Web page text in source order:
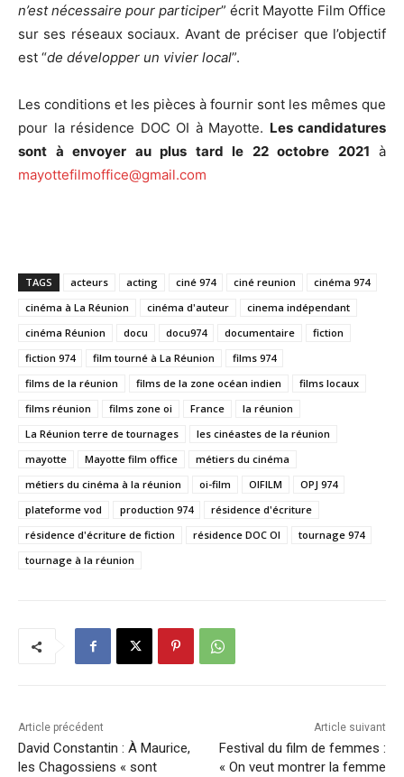
n’est nécessaire pour participer” écrit Mayotte Film Office
sur ses réseaux sociaux. Avant de préciser que l’objectif
est “de développer un vivier local”.
Les conditions et les pièces à fournir sont les mêmes que
pour la résidence DOC OI à Mayotte. Les candidatures
sont à envoyer au plus tard le 22 octobre 2021 à
mayottefilmoffice@gmail.com
TAGS acteurs acting ciné 974 ciné reunion
cinéma 974
cinéma à La Réunion
cinéma d'auteur
cinema indépendant
cinéma Réunion
docu docu974 documentaire
fiction
fiction 974
film tourné à La Réunion
films 974
films de la réunion
films de la zone océan indien
films locaux
films réunion
films zone oi France
la réunion
La Réunion terre de tournages
les cinéastes de la réunion
mayotte
Mayotte film office
métiers du cinéma
métiers du cinéma à la réunion
oi-film OIFILM
OPJ 974
plateforme vod
production 974
résidence d'écriture
résidence d'écriture de fiction
résidence DOC OI
tournage 974
tournage à la réunion
Article précédent
David Constantin : À Maurice,
les Chagossiens « sont
Article suivant
Festival du film de femmes :
« On veut montrer la femme